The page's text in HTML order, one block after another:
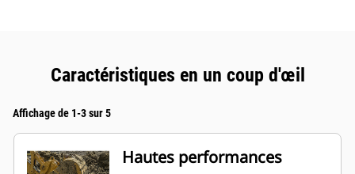
Caractéristiques en un coup d'œil
Affichage de 1-3 sur 5
Hautes performances